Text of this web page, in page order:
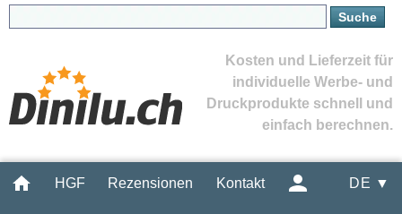
Kosten und Lieferzeit für
individuelle Werbe- und
Druckprodukte schnell und
einfach berechnen.
HGF Rezensionen Kontakt DE ▼